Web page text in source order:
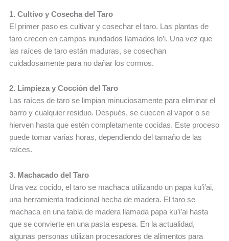
1. Cultivo y Cosecha del Taro
El primer paso es cultivar y cosechar el taro. Las plantas de
taro crecen en campos inundados llamados lo’i. Una vez que
las raíces de taro están maduras, se cosechan
cuidadosamente para no dañar los cormos.
2. Limpieza y Cocción del Taro
Las raíces de taro se limpian minuciosamente para eliminar el
barro y cualquier residuo. Después, se cuecen al vapor o se
hierven hasta que estén completamente cocidas. Este proceso
puede tomar varias horas, dependiendo del tamaño de las
raíces.
3. Machacado del Taro
Una vez cocido, el taro se machaca utilizando un papa ku’i’ai,
una herramienta tradicional hecha de madera. El taro se
machaca en una tabla de madera llamada papa ku’i’ai hasta
que se convierte en una pasta espesa. En la actualidad,
algunas personas utilizan procesadores de alimentos para